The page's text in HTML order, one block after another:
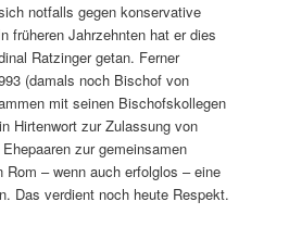
notfalls gegen konservative
früheren Jahrzehnten hat er dies
Ratzinger getan. Ferner
(damals noch Bischof von
mit seinen Bischofskollegen
Hirtenwort zur Zulassung von
zur gemeinsamen
Rom – wenn auch erfolglos – eine
Das verdient noch heute Respekt.